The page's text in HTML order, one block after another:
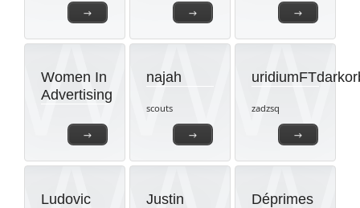
→ →
→
→
Women In
Advertising
→
najah
scouts
→
zadzsq
Ludovic
Justin
Déprimes